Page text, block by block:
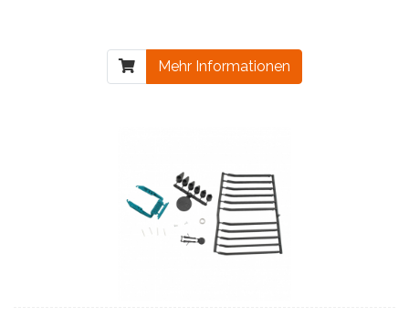
Mehr Informationen